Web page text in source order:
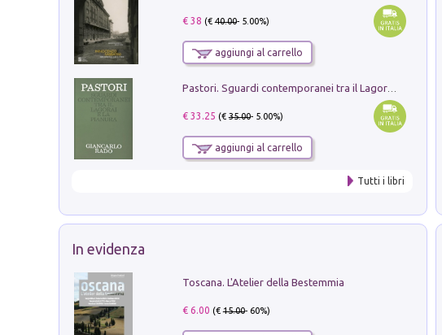
€ 38 (€40.00- 5.00%)
aggiungi al carrello
Pastori. Sguardi contemporanei tra il Lagorai e la pianura. Ediz. illustrata
€ 33.25 (€35.00- 5.00%)
aggiungi al carrello
Tutti i libri
In evidenza
Toscana. L'Atelier della Bestemmia
€ 6.00 (€15.00- 60%)